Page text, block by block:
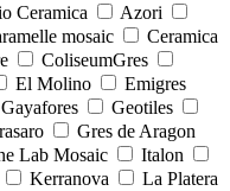
Ceramica
Azori
mosaic
Ceramica
ColiseumGres
El Molino
Emigres
Gayafores
Geotiles
Gres de Aragon
Lab Mosaic
Italon
Kerranova
La Platera